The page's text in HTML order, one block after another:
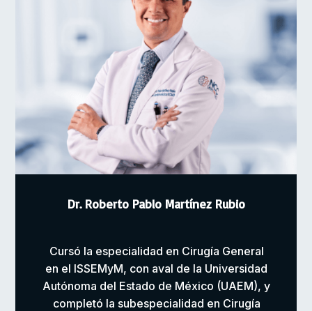
Dr. Roberto Pablo Martínez Rubio
Cursó la especialidad en Cirugía General
en el ISSEMyM, con aval de la Universidad
Autónoma del Estado de México (UAEM), y
completó la subespecialidad en Cirugía